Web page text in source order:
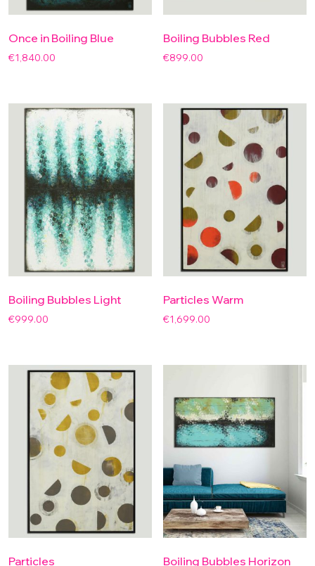
Once in Boiling Blue
€1,840.00
Boiling Bubbles Red
€899.00
Boiling Bubbles Light
€999.00
Particles Warm
€1,699.00
Particles Boiling Bubbles Horizon